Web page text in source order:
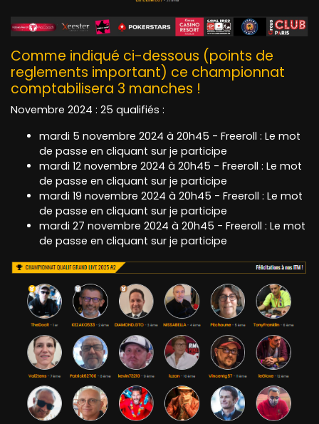
Comme indiqué ci-dessous (points de
reglements important) ce championnat
comptabilisera 3 manches !
Novembre 2024 : 25 qualifiés :
mardi 5 novembre 2024 à 20h45 - Freeroll : Le mot
de passe en cliquant sur je participe
mardi 12 novembre 2024 à 20h45 - Freeroll : Le mot
de passe en cliquant sur je participe
mardi 19 novembre 2024 à 20h45 - Freeroll : Le mot
de passe en cliquant sur je participe
mardi 27 novembre 2024 à 20h45 - Freeroll : Le mot
de passe en cliquant sur je participe